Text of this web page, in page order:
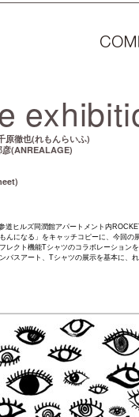
原徹也(れもんらいふ)
(ANREALAGE)
道ヒルズ同潤館アパートメント内
んになる」をキャッチコピーに、今回
レクト機能Tシャツのコラボレーション
バスアート、Tシャツの展示を基本に、